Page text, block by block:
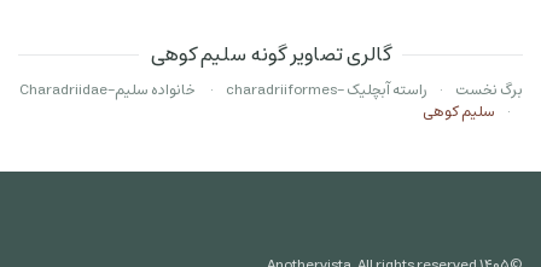
گالری تصاویر گونه سلیم کوهی
برگ نخست راسته آبچلیک -charadriiformes
خانواده سلیم-Charadriidae
سلیم کوهی